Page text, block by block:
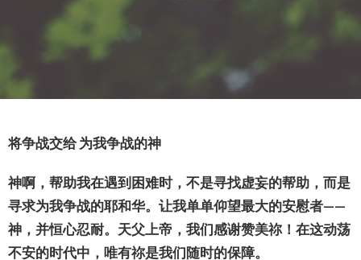
将争战交给 为我争战的神
神啊，帮助我在遇到困难时，不是寻找虚妄的帮助，而是
寻求为我争战的耶和华。让我单单仰望最大的安慰者——
神，并恒心忍耐。 天父上帝，我们感谢赞美祢！在这动荡
不安的时代中，唯有祢是我们随时的保障。